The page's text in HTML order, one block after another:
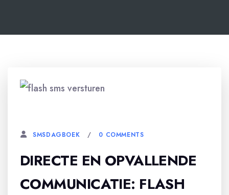
SMSDAGBOEK 0 COMMENTS
DIRECTE EN OPVALLENDE
COMMUNICATIE: FLASH